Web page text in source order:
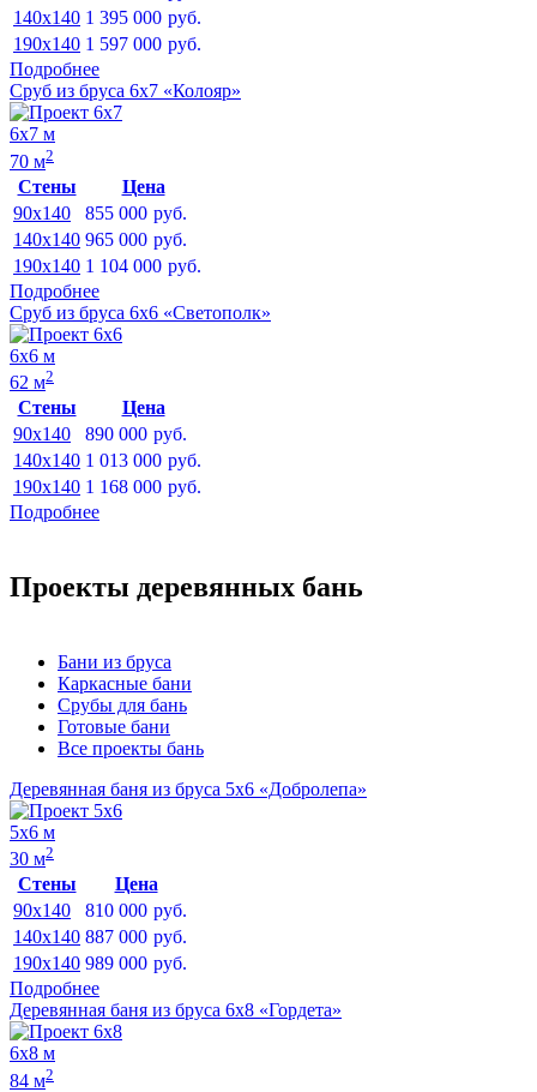
140x140 1 395 000 руб.
190x140 1 597 000 руб.
Подробнее
Сруб из бруса 6х7 «Колояр»
6х7 м
70 м2
Стены
Цена
90x140
855 000 руб.
140x140 965 000 руб.
190x140 1 104 000 руб.
Подробнее
Сруб из бруса 6х6 «Светополк»
6х6 м
62 м2
Стены
Цена
90x140
890 000 руб.
140x140 1 013 000 руб.
190x140 1 168 000 руб.
Подробнее
Проекты деревянных бань
Бани из бруса
Каркасные бани
Срубы для бань
Готовые бани
Все проекты бань
Деревянная баня из бруса 5х6 «Добролепа»
5х6 м
30 м2
Стены
Цена
90x140
810 000 руб.
140x140 887 000 руб.
190x140 989 000 руб.
Подробнее
Деревянная баня из бруса 6х8 «Гордета»
6х8 м
84 м2